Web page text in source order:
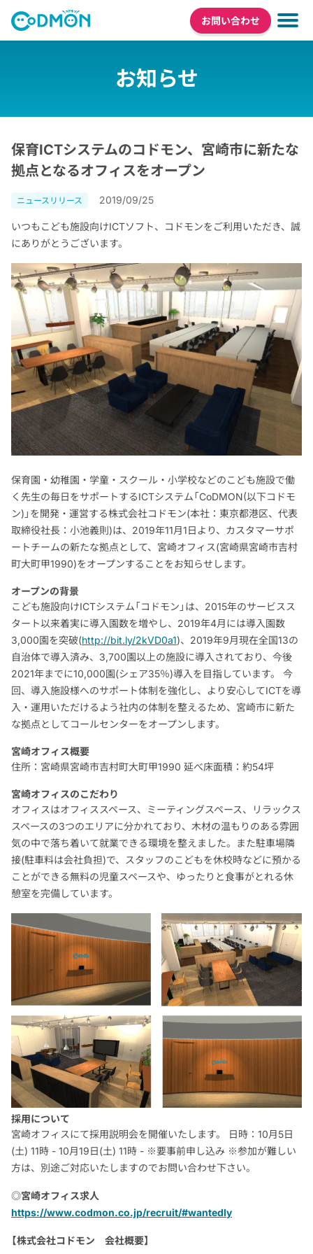
お問い合わせ
お知らせ
保育ICTシステムのコドモン、宮崎市に新たな
拠点となるオフィスをオープン
ニュースリリース 2019/09/25
いつもこども施設向けICTソフト、コドモンをご利用いただき、誠
にありがとうございます。
保育園・幼稚園・学童・スクール・小学校などのこども施設で働
く先生の毎日をサポートするICTシステム「CoDMON(以下コドモ
ン)」を開発・運営する株式会社コドモン(本社：東京都港区、代表
取締役社長：小池義則)は、2019年11月1日より、カスタマーサポ
ートチームの新たな拠点として、宮崎オフィス(宮崎県宮崎市吉村
町大町甲1990)をオープンすることをお知らせします。
オープンの背景
こども施設向けICTシステム「コドモン」は、2015年のサービスス
タート以来着実に導入園数を増やし、2019年4月には導入園数
3,000園を突破(http://bit.ly/2kVD0a1)、2019年9月現在全国13の
自治体で導入済み、3,700園以上の施設に導入されており、今後
2021年までに10,000園(シェア35％)導入を目指しています。 今
回、導入施設様へのサポート体制を強化し、より安心してICTを導
入・運用いただけるよう社内の体制を整えるため、宮崎市に新た
な拠点としてコールセンターをオープンします。
宮崎オフィス概要
住所：宮崎県宮崎市吉村町大町甲1990 延べ床面積：約54坪
宮崎オフィスのこだわり
オフィスはオフィススペース、ミーティングスペース、リラックス
スペースの3つのエリアに分かれており、木材の温もりのある雰囲
気の中で落ち着いて就業できる環境を整えました。また駐車場隣
接(駐車料は会社負担)で、スタッフのこどもを休校時などに預かる
ことができる無料の児童スペースや、ゆったりと食事がとれる休
憩室を完備しています。
採用について
宮崎オフィスにて採用説明会を開催いたします。 日時：10月5日
(土) 11時 - 10月19日(土) 11時 - ※要事前申し込み ※参加が難しい
方は、別途ご対応いたしますのでお問い合わせ下さい。
◎宮崎オフィス求人
https://www.codmon.co.jp/recruit/#wantedly
【株式会社コドモン 会社概要】